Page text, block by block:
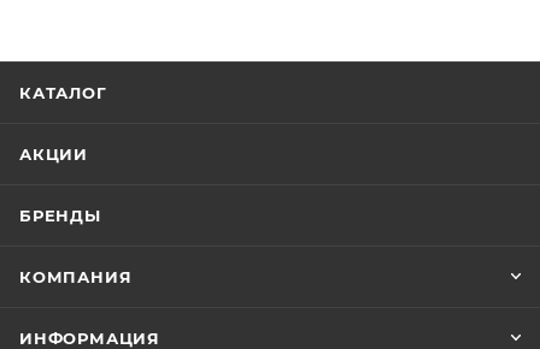
КАТАЛОГ
АКЦИИ
БРЕНДЫ
КОМПАНИЯ
ИНФОРМАЦИЯ